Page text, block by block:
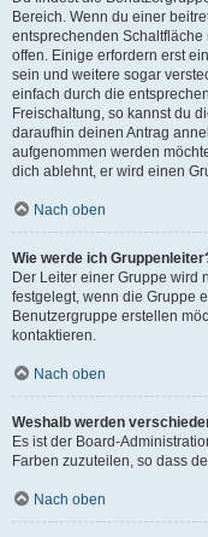
Bereich. Wenn du einer
entsprechenden
offen. Einige erfordern erst
sein und weitere sogar
einfach durch die
Freischaltung, so kannst du
daraufhin deinen Antrag
aufgenommen werden
dich ablehnt, er wird einen
Nach oben
Wie werde ich
Der Leiter einer Gruppe wird
festgelegt, wenn die Gruppe
Benutzergruppe erstellen
kontaktieren.
Nach oben
Weshalb werden
Es ist der Board-
Farben zuzuteilen, so dass
Nach oben